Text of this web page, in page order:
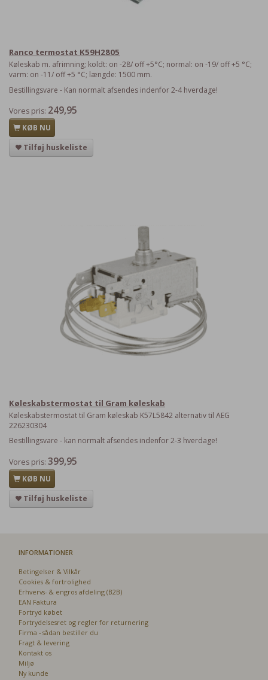
Ranco termostat K59H2805
Køleskab m. afrimning; koldt: on -28/ off +5°C; normal: on -19/ off +5 °C;
varm: on -11/ off +5 °C; længde: 1500 mm.
Bestillingsvare - Kan normalt afsendes indenfor 2-4 hverdage!
Vores pris: 249,95
KØB NU
Tilføj huskeliste
Køleskabstermostat til Gram køleskab
Køleskabstermostat til Gram køleskab K57L5842 alternativ til AEG
226230304
Bestillingsvare - kan normalt afsendes indenfor 2-3 hverdage!
Vores pris: 399,95
KØB NU
Tilføj huskeliste
INFORMATIONER
Betingelser & Vilkår
Cookies & fortrolighed
Erhvervs- & engros afdeling (B2B)
EAN Faktura
Fortryd købet
Fortrydelsesret og regler for returnering
Firma - sådan bestiller du
Fragt & levering
Kontakt os
Miljø
Ny kunde